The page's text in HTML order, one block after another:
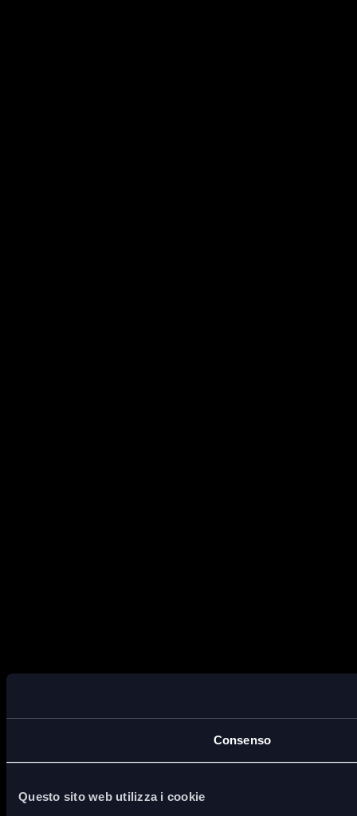
Consenso
Questo sito web utilizza i cookie